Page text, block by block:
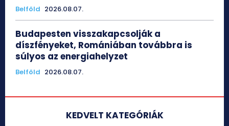
Belföld 2026.08.07.
Budapesten visszakapcsolják a
díszfényeket, Romániában továbbra is
súlyos az energiahelyzet
Belföld 2026.08.07.
KEDVELT KATEGÓRIÁK